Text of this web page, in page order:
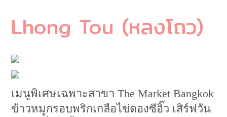
Lhong Tou (หลงโถว)
เมนูพิเศษเฉพาะสาขา The Market Bangkok
ข้าวหมูกรอบพริกเกลือไข่ดองซีอิ๊ว เสิร์ฟวัน